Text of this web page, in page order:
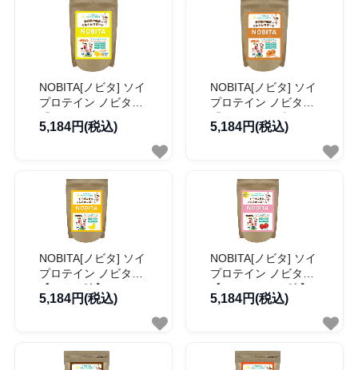
NOBITA[ノビタ] ソイ
プロテイン ノビタ
「はちみつレモン
味」【FD0002】
5,184円(税込)
NOBITA[ノビタ] ソイ
プロテイン ノビタ
「キャラメル味」
【FD0002】
5,184円(税込)
NOBITA[ノビタ] ソイ
プロテイン ノビタ
【バナナ味】
5,184円(税込)
NOBITA[ノビタ] ソイ
プロテイン ノビタ
【いちごミルク味】
5,184円(税込)